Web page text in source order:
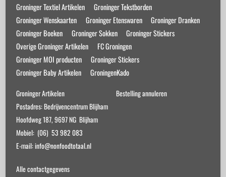
Groninger Textiel Artikelen
Groninger Tekstborden
Groninger Wenskaarten
Groninger Etenswaren
Groninger Dranken
Groninger Boeken
Groninger Sokken
Groninger Stickers
Overige Groninger Artikelen
FC Groningen
Groninger MOI producten
Groninger Stickers
Groninger Baby Artikelen
GroningenKado
Groninger Artikelen
Postadres: Bedrijvencentrum Blijham
Hoofdweg 187, 9697 NG Blijham
Mobiel: (06) 53 982 083
E-mail: info@nonfoodtotaal.nl
Alle contactgegevens
Bestelling annuleren